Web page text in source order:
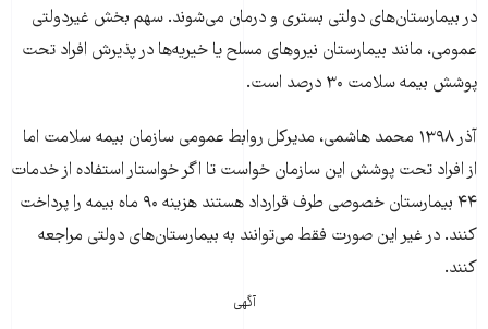
در بیمارستان‌های دولتی بستری و درمان می‌شوند. سهم بخش غیردولتی
عمومی، مانند بیمارستان‌ نیروهای مسلح یا خیریه‌ها در پذیرش افراد تحت
پوشش بیمه سلامت ۳۰ درصد است.
آذر ۱۳۹۸ محمد هاشمی، مدیرکل روابط عمومی سازمان بیمه سلامت اما
از افراد تحت پوشش این سازمان خواست تا اگر خواستار استفاده از خدمات
۴۴ بیمارستان خصوصی طرف قرارداد هستند هزینه ۹۰ ماه بیمه را پرداخت
کنند. در غیر این صورت فقط می‌توانند به بیمارستان‌های دولتی مراجعه
کنند.
آگهی